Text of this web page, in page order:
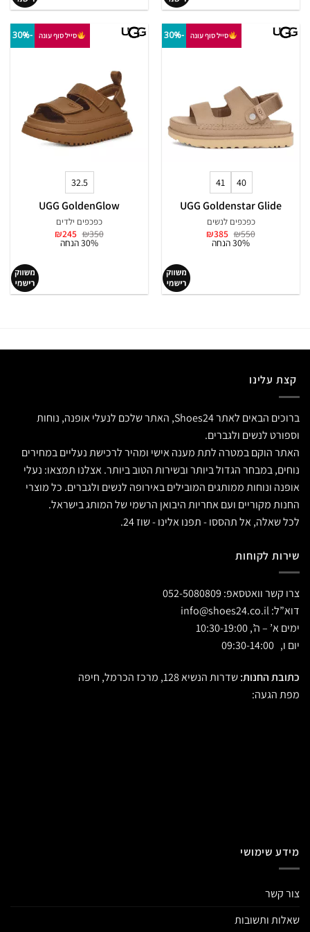
סייל סוף עונה -30%
40
41
UGG Goldenstar Glide
כפכפים לנשים
₪550 המחיר
המקורי
₪385 המחיר
30% הנחה
סייל סוף עונה -30%
32.5
UGG GoldenGlow
כפכפים ילדים
₪350 המחיר
המקורי
₪245 המחיר
30% הנחה
קצת עלינו
ברוכים הבאים לאתר Shoes24, האתר שלכם לנעלי אופנה, נוחות
וספורט לנשים ולגברים.
האתר הוקם במטרה לתת מענה אישי ומהיר לרכישת נעליים במחירים
נוחים, במבחר הגדול ביותר ובשירות הטוב ביותר. אצלנו תמצאו: נעלי
אופנה ונוחות ממותגים המובילים באירופה לנשים ולגברים. כל מוצרי
החנות מקוריים ועם אחריות היבואן הרשמי של המותג בישראל.
לכל שאלה, אל תהססו - תפנו אלינו - שוז 24.
שירות לקוחות
צרו קשר וואטסאפ: 052-5080809
דוא”ל:
ימים א’ – ה’, 10:30-19:00
יום ו, 09:30-14:00
כתובת החנות:שדרות הנשיא 128, מרכז הכרמל, חיפה
מפת הגעה:
מידע שימושי
צור קשר
שאלות ותשובות